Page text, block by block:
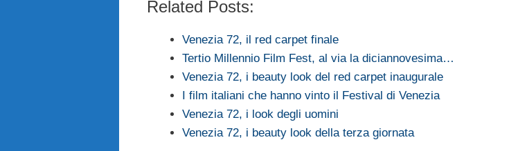
Related Posts:
Venezia 72, il red carpet finale
Tertio Millennio Film Fest, al via la diciannovesima…
Venezia 72, i beauty look del red carpet inaugurale
I film italiani che hanno vinto il Festival di Venezia
Venezia 72, i look degli uomini
Venezia 72, i beauty look della terza giornata